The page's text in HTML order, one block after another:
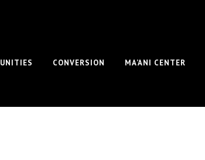
CONVERSION MA’ANI CENTER